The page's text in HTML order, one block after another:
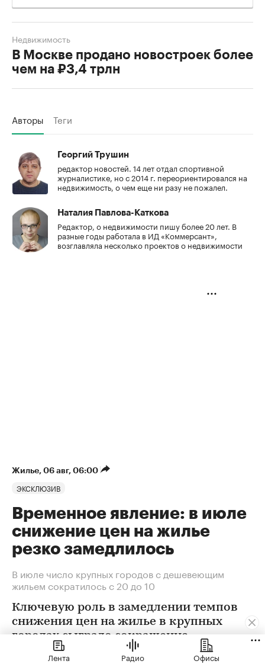
В Москве продано новостроек более
чем на ₽3,4 трлн
Недвижимость
Авторы Теги
Георгий Трушин
редактор новостей. 14 лет отдал спортивной
журналистике, но с 2014 г. переориентировался на
недвижимость, о чем еще ни разу не пожалел.
Наталия Павлова-Каткова
Редактор, о недвижимости пишу более 20 лет. В
разные годы работала в ИД «Коммерсант»,
возглавляла несколько проектов о недвижимости
Жилье⁠, 06 авг, 06:00
ЭКСКЛЮЗИВ
Временное явление: в июле
снижение цен на жилье
резко замедлилось
В июле число крупных городов с дешевеющим
жильем сократилось с 20 до 10
Ключевую роль в замедлении темпов
снижения цен на жилье в крупных
городах сыграло сокращение
предложения. В условиях
Лента Радио Офисы